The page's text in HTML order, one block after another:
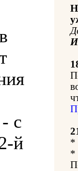
с
й
*
*